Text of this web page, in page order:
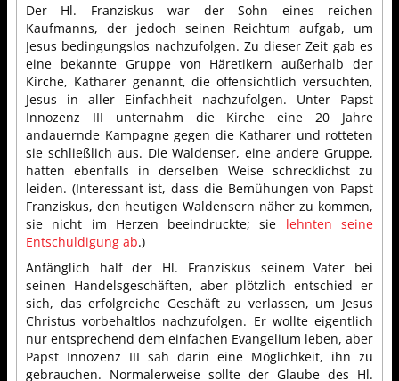
Der Hl. Franziskus war der Sohn eines reichen
Kaufmanns, der jedoch seinen Reichtum aufgab, um
Jesus bedingungslos nachzufolgen. Zu dieser Zeit gab es
eine bekannte Gruppe von Häretikern außerhalb der
Kirche, Katharer genannt, die offensichtlich versuchten,
Jesus in aller Einfachheit nachzufolgen. Unter Papst
Innozenz III unternahm die Kirche eine 20 Jahre
andauernde Kampagne gegen die Katharer und rotteten
sie schließlich aus. Die Waldenser, eine andere Gruppe,
hatten ebenfalls in derselben Weise schrecklichst zu
leiden. (Interessant ist, dass die Bemühungen von Papst
Franziskus, den heutigen Waldensern näher zu kommen,
sie nicht im Herzen beeindruckte; sie lehnten seine
Entschuldigung ab.)
Anfänglich half der Hl. Franziskus seinem Vater bei
seinen Handelsgeschäften, aber plötzlich entschied er
sich, das erfolgreiche Geschäft zu verlassen, um Jesus
Christus vorbehaltlos nachzufolgen. Er wollte eigentlich
nur entsprechend dem einfachen Evangelium leben, aber
Papst Innozenz III sah darin eine Möglichkeit, ihn zu
gebrauchen. Normalerweise sollte der Glaube des Hl.